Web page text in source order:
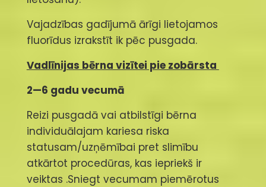
Vajadzības gadījumā ārīgi lietojamos
fluorīdus izrakstīt ik pēc pusgada.
Vadlīnijas bērna vizītei pie zobārsta
2—6 gadu vecumā
Reizi pusgadā vai atbilstīgi bērna
individuālajam kariesa riska
statusam/uzņēmībai pret slimību
atkārtot procedūras, kas iepriekš ir
veiktas .Sniegt vecumam piemērotus